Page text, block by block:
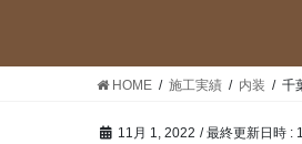
HOME 施工実績 内装 千
11月 1, 2022 / 最終更新日時 :